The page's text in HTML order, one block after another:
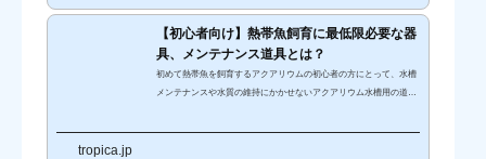
初心者を対象に、アクアリウムの初期費用や水槽レイアウト、飼育
可能な生物や水草、レイアウトのポイントなどを解説していきま
す。アクアリウムと...
【初心者向け】熱帯魚飼育に最低限必要な器
具、メンテナンス道具とは？
初めて熱帯魚を飼育するアクアリウムの初心者の方にとって、水槽
メンテナンスや水質の維持にかかせないアクアリウム水槽用の道具
tropica.jp